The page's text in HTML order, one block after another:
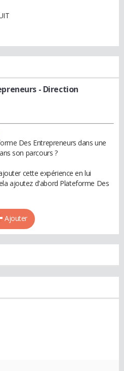
- Direction
Des Entrepreneurs dans une
son parcours ?
cette expérience en lui
ajoutez d'abord Plateforme Des
Ajouter